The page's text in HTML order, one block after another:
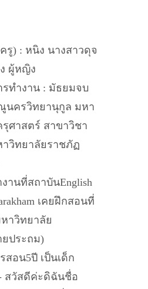
) : หนิง นางสาวดุจ
ผู้หญิง
ทำงาน : มัธยมจบ
ณูนครวิทยานุกูล มหา
ศาสตร์ สาขาวิชา
วิทยาลัยราชภัฏ
านที่สถาบันEnglish
เคยฝึกสอนที่
าวิทยาลัย
ประถม)
อน5ปี เป็นเด็ก
สวัสดีค่ะดิฉันชื่อ